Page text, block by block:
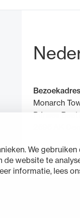
We gebruiken
de website te
informatie, lees
Bezoekadres
Monarch
Prinses
Contact